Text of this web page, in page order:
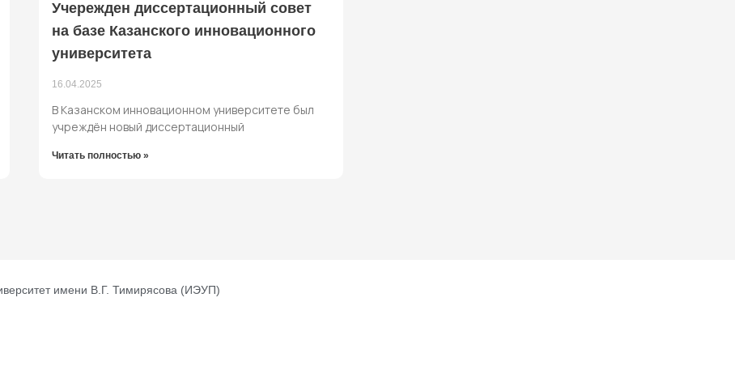
Учережден диссертационный совет
на базе Казанского инновационного
университета
16.04.2025
В Казанском инновационном университете был
учреждён новый диссертационный
Читать полностью »
имени В.Г. Тимирясова (ИЭУП)